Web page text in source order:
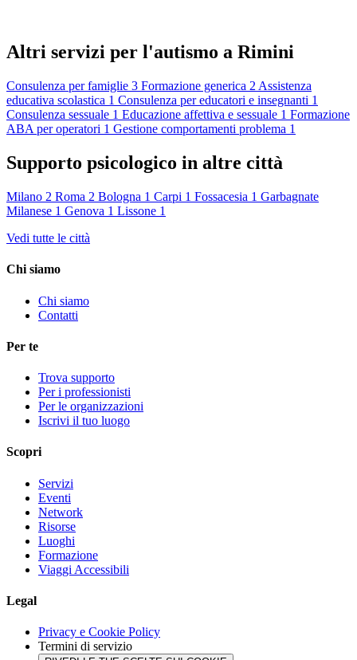
Altri servizi per l'autismo a Rimini
Consulenza per famiglie 3 Formazione generica 2 Assistenza
educativa scolastica 1 Consulenza per educatori e insegnanti 1
Consulenza sessuale 1 Educazione affettiva e sessuale 1 Formazione
ABA per operatori 1 Gestione comportamenti problema 1
Supporto psicologico in altre città
Milano 2 Roma 2 Bologna 1 Carpi 1 Fossacesia 1 Garbagnate
Milanese 1 Genova 1 Lissone 1
Vedi tutte le città
Chi siamo
Chi siamo
Contatti
Per te
Trova supporto
Per i professionisti
Per le organizzazioni
Iscrivi il tuo luogo
Scopri
Servizi
Eventi
Network
Risorse
Luoghi
Formazione
Viaggi Accessibili
Legal
Privacy e Cookie Policy
Termini di servizio